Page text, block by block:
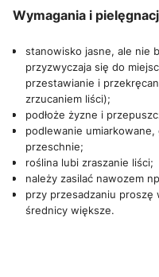
Wymagania i
stanowisko jasne, ale nie
przyzwyczaja się do
przestawianie i
zrzucaniem liści);
podłoże żyzne i
podlewanie
przeschnie;
roślina lubi zraszanie liści;
należy zasilać nawozem
przy przesadzaniu proszę
średnicy większe.